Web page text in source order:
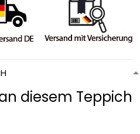
diesem Teppich